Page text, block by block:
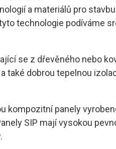
a materiálů pro
technologie podíváme
se z dřevěného nebo
dobrou tepelnou
kompozitní panely
SIP mají vysokou